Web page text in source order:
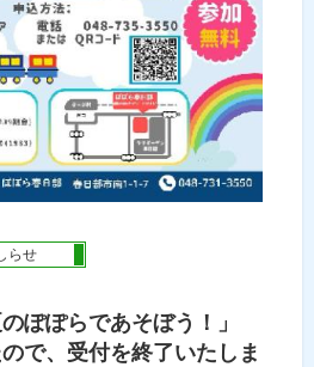
らせ
ぽぽらであそぼう！」
で、受付を終了いたしま